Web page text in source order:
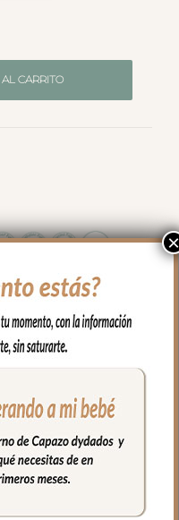
CARRITO
Serker
piqué
×